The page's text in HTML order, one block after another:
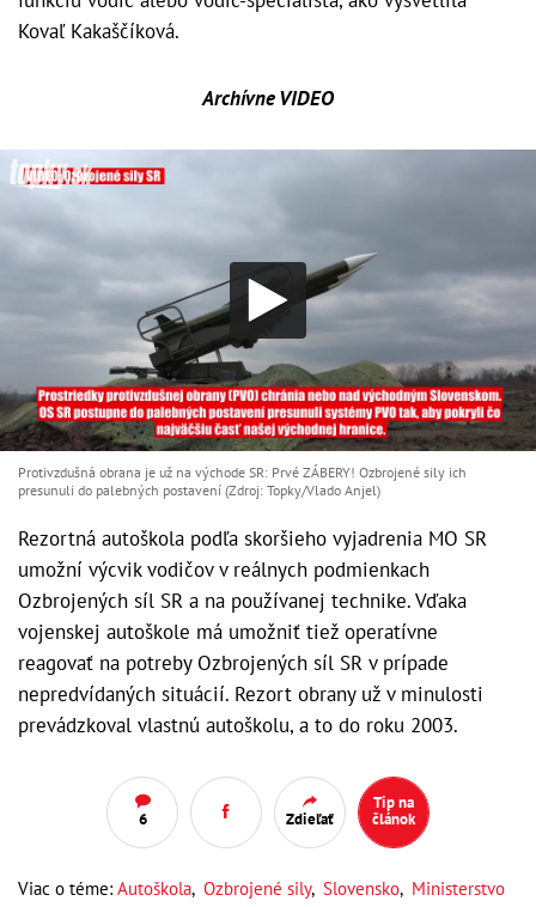
Kovaľ Kakaščíková.
Archívne VIDEO
Protivzdušná obrana je už na východe SR: Prvé ZÁBERY! Ozbrojené sily ich
presunuli do palebných postavení (Zdroj: Topky/Vlado Anjel)
Rezortná autoškola podľa skoršieho vyjadrenia MO SR
umožní výcvik vodičov v reálnych podmienkach
Ozbrojených síl SR a na používanej technike. Vďaka
vojenskej autoškole má umožniť tiež operatívne
reagovať na potreby Ozbrojených síl SR v prípade
nepredvídaných situácií. Rezort obrany už v minulosti
prevádzkoval vlastnú autoškolu, a to do roku 2003.
6 Zdieľať
Tip na
článok
Viac o téme: Autoškola, Ozbrojené sily, Slovensko, Ministerstvo